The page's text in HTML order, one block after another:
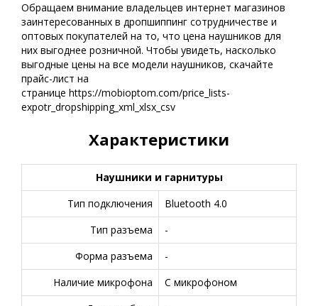
Обращаем внимание владельцев интернет магазинов
заинтересованных в дропшиппинг сотрудничестве и
оптовых покупателей на то, что цена наушников для
них выгоднее розничной. Чтобы увидеть, насколько
выгодные цены на все модели наушников, скачайте
прайс-лист на
странице https://mobioptom.com/price_lists-
expotr_dropshipping_xml_xlsx_csv
Характеристики
Наушники и гарнитуры
Тип подключения
Bluetooth 4.0
Тип разъема
-
Форма разъема
-
Наличие микрофона
С микрофоном